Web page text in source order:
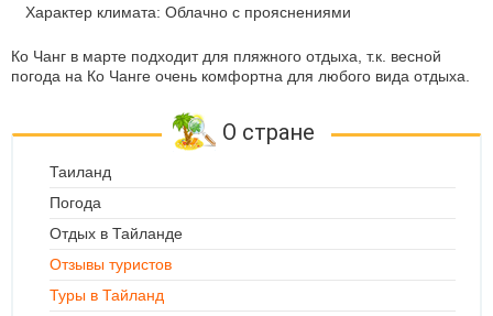
Характер климата: Облачно с прояснениями
Ко Чанг в марте подходит для пляжного отдыха, т.к. весной
погода на Ко Чанге очень комфортна для любого вида отдыха.
О стране
Таиланд
Погода
Отдых в Тайланде
Отзывы туристов
Туры в Тайланд